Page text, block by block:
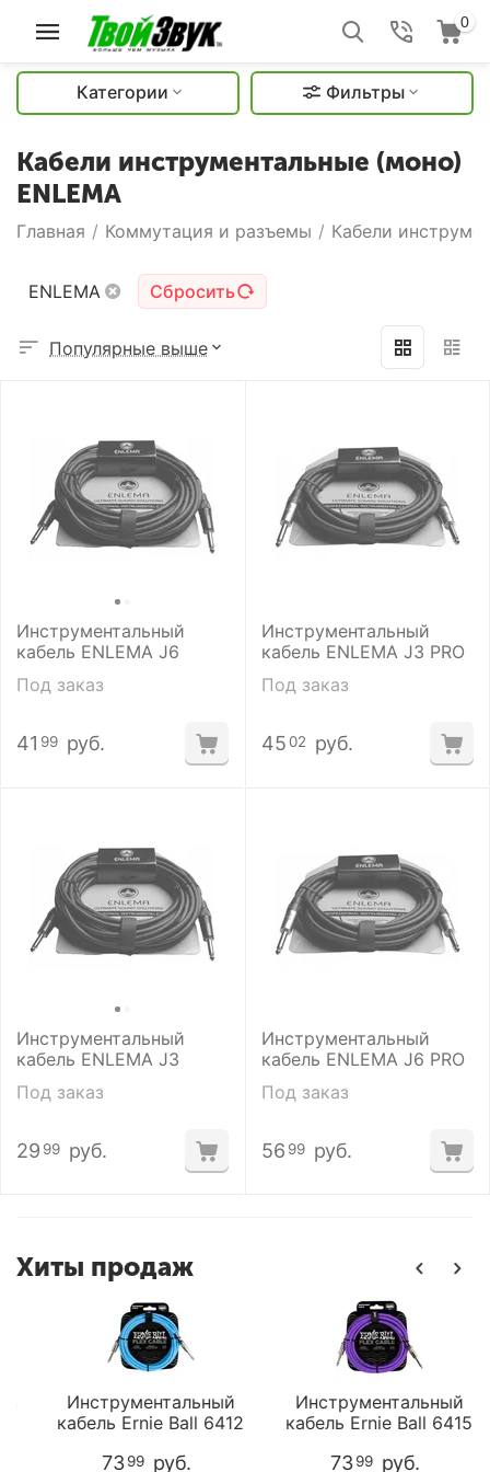
0
Категории Фильтры
Кабели инструментальные (моно)
ENLEMA
Главная / Коммутация и разъемы / Кабели
ENLEMA Сбросить
Популярные выше
Инструментальный
кабель ENLEMA J6
Под заказ
41 99 руб.
Инструментальный
кабель ENLEMA J3 PRO
Под заказ
4502 руб.
Инструментальный
кабель ENLEMA J3
Под заказ
29 99 руб.
Инструментальный
кабель ENLEMA J6 PRO
Под заказ
56 99 руб.
Хиты продаж
Инструментальный
кабель Ernie Ball 6412
7399 руб.
Инструментальный
кабель Ernie Ball 6415
7399 руб.